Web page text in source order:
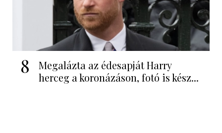
8
Megalázta az édesapját Harry
herceg a koronázáson, fotó is kész...